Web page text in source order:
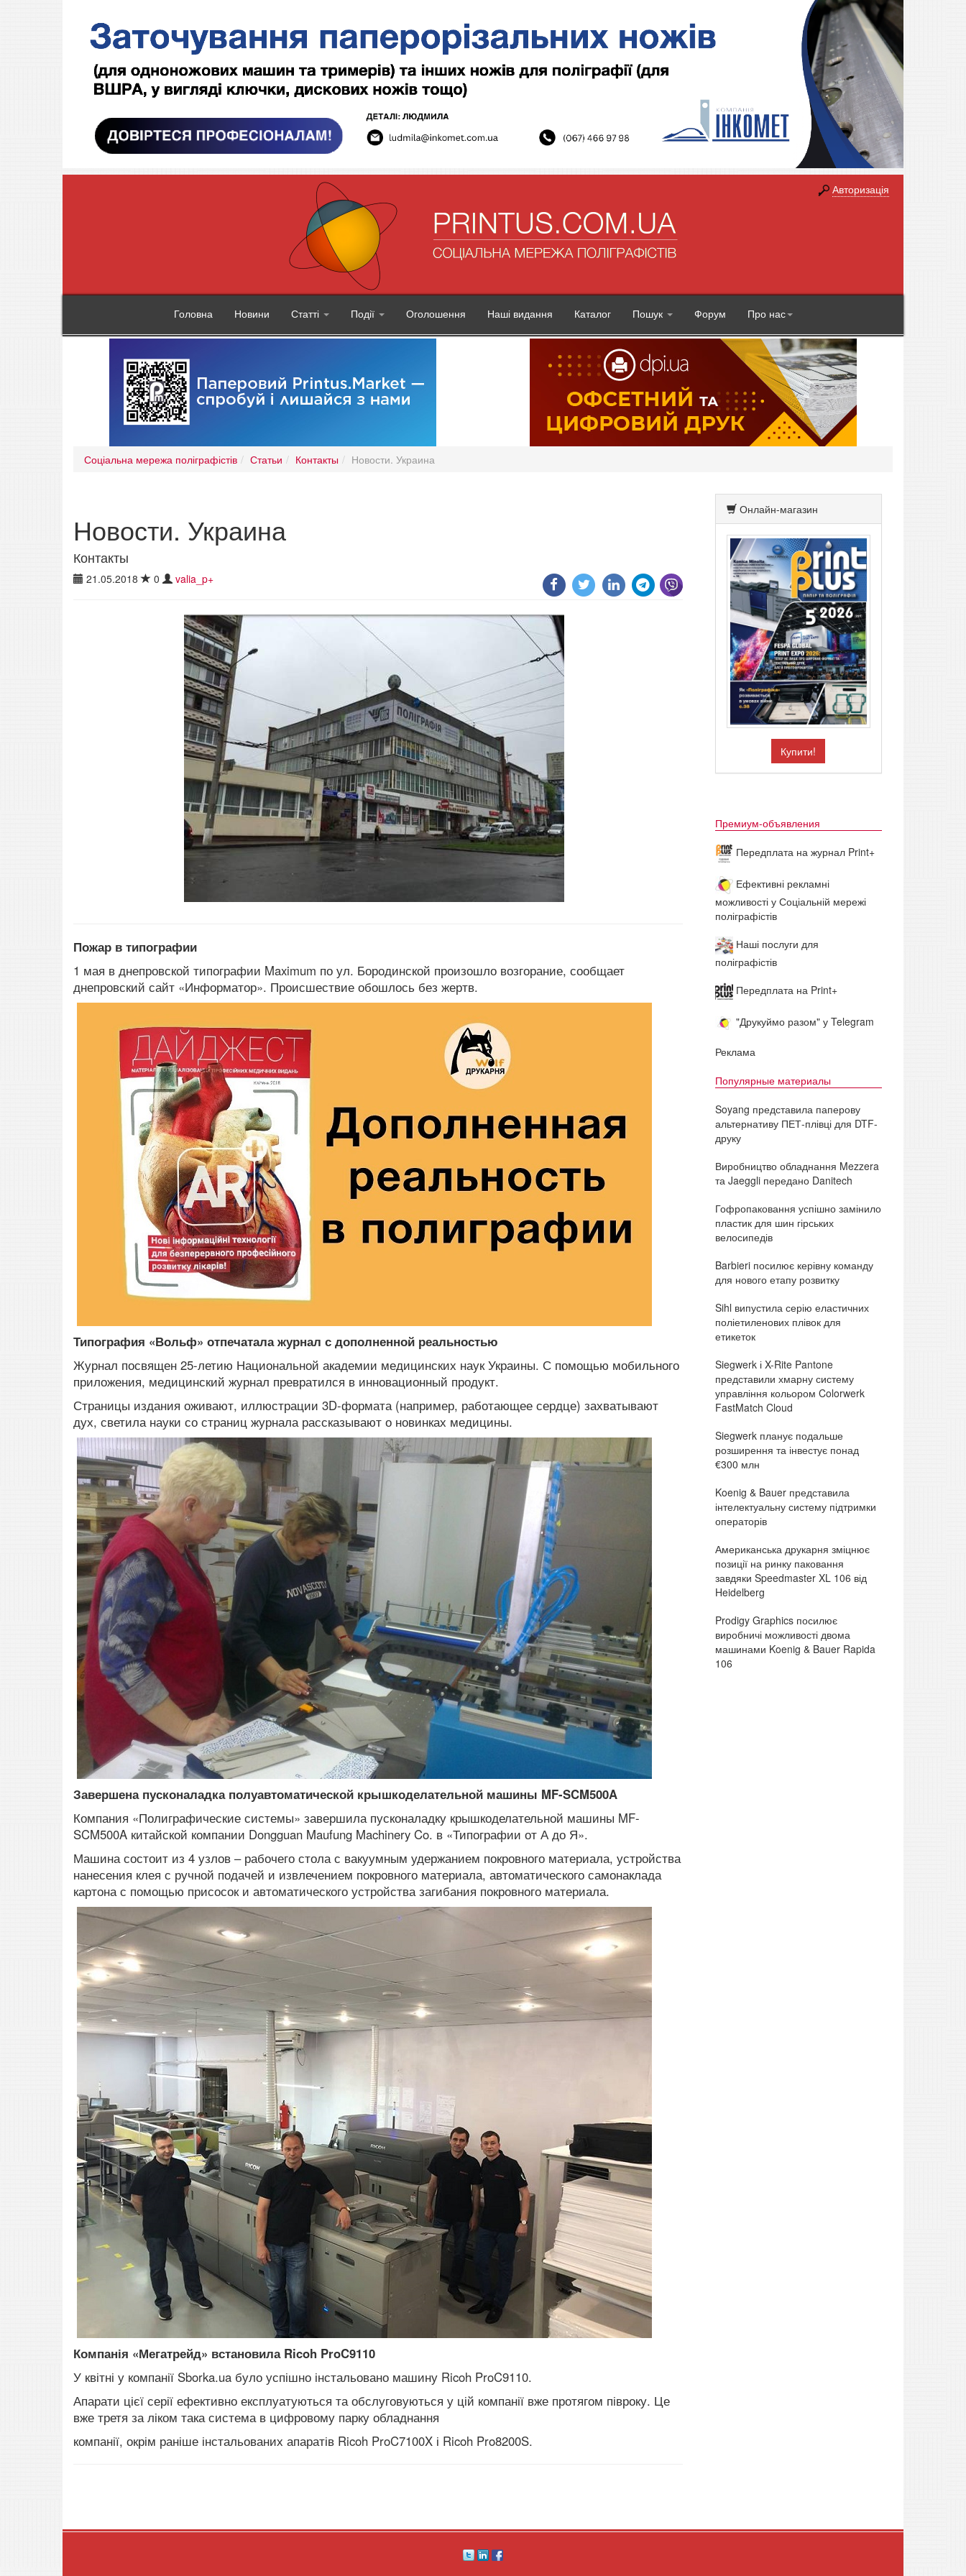
Авторизація
Головна Новини Статті Події Оголошення Наші видання Каталог Пошук Форум Про нас
Соціальна мережа поліграфістів Статьи Контакты Новости. Украина
Новости. Украина
Контакты
21.05.2018 0 valia_p+
Пожар в типографии
1 мая в днепровской типографии Maximum по ул. Бородинской произошло возгорание, сообщает
днепровский сайт «Информатор». Происшествие обошлось без жертв.
Типография «Вольф» отпечатала журнал с дополненной реальностью
Журнал посвящен 25-летию Национальной академии медицинских наук Украины. С помощью мобильного
приложения, медицинский журнал превратился в инновационный продукт.
Страницы издания оживают, иллюстрации 3D-формата (например, работающее сердце) захватывают
дух, светила науки со страниц журнала рассказывают о новинках медицины.
Завершена пусконаладка полуавтоматической крышкоделательной машины MF-SCM500A
Компания «Полиграфические системы» завершила пусконаладку крышкоделательной машины MF-
SCM500A китайской компании Dongguan Maufung Machinery Co. в «Типографии от А до Я».
Машина состоит из 4 узлов – рабочего стола с вакуумным удержанием покровного материала, устройства
нанесения клея с ручной подачей и извлечением покровного материала, автоматического самонаклада
картона с помощью присосок и автоматического устройства загибания покровного материала.
Компанія «Мегатрейд» встановила Ricoh ProC9110
У квітні у компанії Sborka.ua було успішно інстальовано машину Ricoh ProC9110.
Апарати цієї серії ефективно експлуатуються та обслуговуються у цій компанії вже протягом півроку. Це
вже третя за ліком така система в цифровому парку обладнання
компанії, окрім раніше інстальованих апаратів Ricoh ProC7100X і Ricoh Pro8200S.
Онлайн-магазин
Купити!
Премиум-объявления
Передплата на журнал Print+
Ефективні рекламні
можливості у Соціальній мережі
поліграфістів
Наші послуги для
поліграфістів
Передплата на Print+
"Друкуймо разом" у Telegram
Реклама
Популярные материалы
Soyang представила паперову
альтернативу ПЕТ-плівці для DTF-
друку
Виробництво обладнання Mezzera
та Jaeggli передано Danitech
Гофропаковання успішно замінило
пластик для шин гірських
велосипедів
Barbieri посилює керівну команду
для нового етапу розвитку
Sihl випустила серію еластичних
поліетиленових плівок для
етикеток
Siegwerk і X-Rite Pantone
представили хмарну систему
управління кольором Colorwerk
FastMatch Cloud
Siegwerk планує подальше
розширення та інвестує понад
€300 млн
Koenig & Bauer представила
інтелектуальну систему підтримки
операторів
Американська друкарня зміцнює
позиції на ринку паковання
завдяки Speedmaster XL 106 від
Heidelberg
Prodigy Graphics посилює
виробничі можливості двома
машинами Koenig & Bauer Rapida
106